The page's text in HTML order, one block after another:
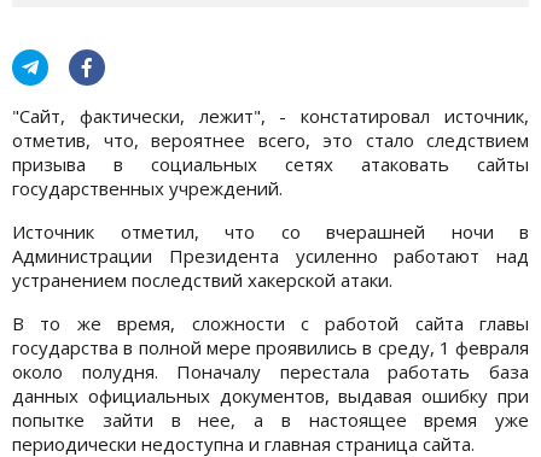
"Сайт, фактически, лежит", - констатировал источник,
отметив, что, вероятнее всего, это стало следствием
призыва в социальных сетях атаковать сайты
государственных учреждений.
Источник отметил, что со вчерашней ночи в
Администрации Президента усиленно работают над
устранением последствий хакерской атаки.
В то же время, сложности с работой сайта главы
государства в полной мере проявились в среду, 1 февраля
около полудня. Поначалу перестала работать база
данных официальных документов, выдавая ошибку при
попытке зайти в нее, а в настоящее время уже
периодически недоступна и главная страница сайта.